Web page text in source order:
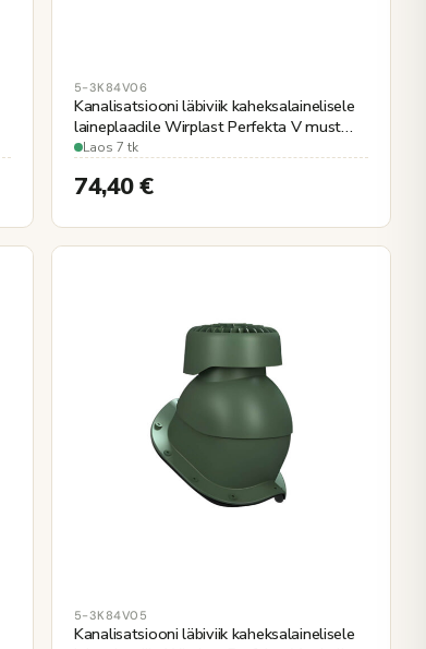
5-3K84V06
Kanalisatsiooni läbiviik kaheksalainelisele
laineplaadile Wirplast Perfekta V must
Ø110mm
Laos 7 tk
74,40€
5-3K84V05
Kanalisatsiooni läbiviik kaheksalainelisele